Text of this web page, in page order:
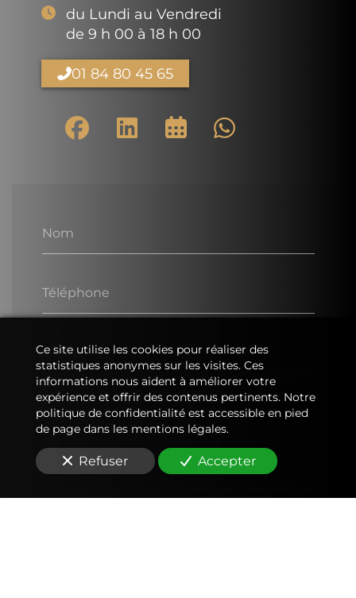
Nom
Téléphone
E-Mail
Message
du Lundi au Vendredi
de 9 h 00 à 18 h 00
01 84 80 45 65
Ce site utilise les cookies pour réaliser des
statistiques anonymes sur les visites. Ces
informations nous aident à améliorer votre
expérience et offrir des contenus pertinents. Notre
politique de confidentialité est accessible en pied
de page dans les mentions légales.
Refuser Accepter